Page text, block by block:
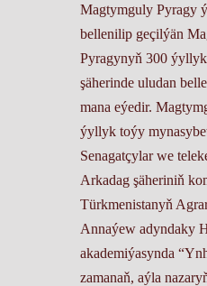
Magtymguly Pyragy
bellenilip geçilýän
Pyragynyň 300
şäherinde uludan
mana eýedir.
ýyllyk toýy
Senagatçylar we
Arkadag şäheriniň
Türkmenistanyň
Annaýew adyndaky
akademiýasynda
zamanaň, aýla